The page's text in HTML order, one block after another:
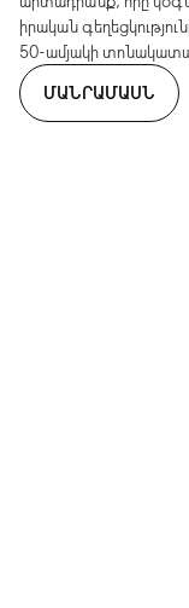
իրական
50-ամյակի
ՄԱՆՐԱՄԱՍՆ